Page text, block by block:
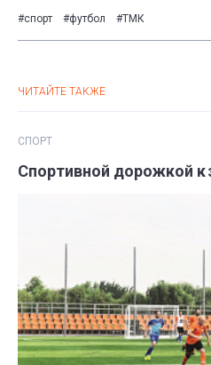
#спорт #футбол #ТМК
ЧИТАЙТЕ ТАКЖЕ
СПОРТ
Спортивной дорожкой к